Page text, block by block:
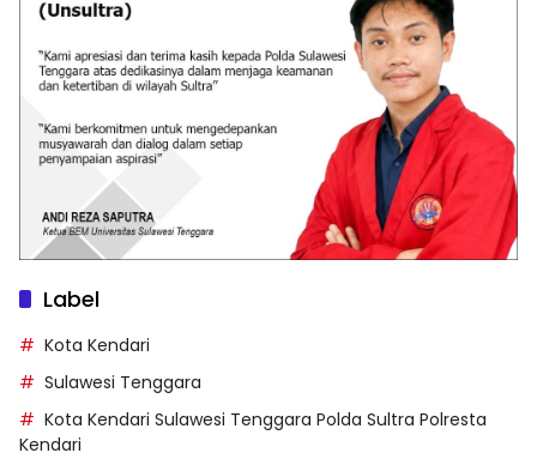
Label
Kota Kendari
Sulawesi Tenggara
Kota Kendari Sulawesi Tenggara Polda Sultra Polresta
Kendari